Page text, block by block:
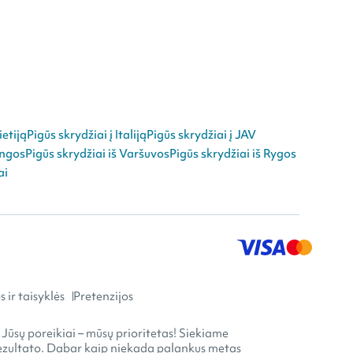
Pigūs skrydžiai į ItalijąPigūs skrydžiai į JAV
Pigūs skrydžiai iš VaršuvosPigūs skrydžiai iš Rygos
ir taisyklės Pretenzijos
poreikiai – mūsų prioritetas! Siekiame
Dabar kaip niekada palankus metas